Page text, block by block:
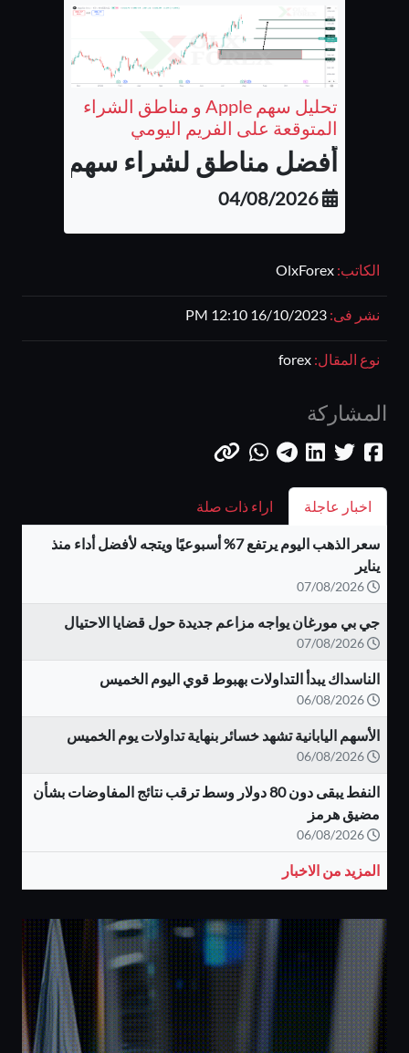
الكاتب: OlxForex
نشر فى: 16/10/2023 12:10 PM
نوع المقال: forex
المشاركة
اخبار عاجلة اراء ذات صلة
سعر الذهب اليوم يرتفع 7% أسبوعيًا ويتجه لأفضل أداء منذ
يناير
جي بي مورغان يواجه مزاعم جديدة حول قضايا الاحتيال
الناسداك يبدأ التداولات بهبوط قوي اليوم الخميس
الأسهم اليابانية تشهد خسائر بنهاية تداولات يوم الخميس
النفط يبقى دون 80 دولار وسط ترقب نتائج المفاوضات بشأن
مضيق هرمز
المزيد من الاخبار
تحليل سهم Apple و مناطق الشراء
المتوقعة على الفريم اليومي
أفضل مناطق لشراء سهم شركة
04/08/2026